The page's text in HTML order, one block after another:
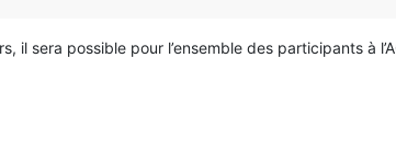
sera possible pour l’ensemble des participants à